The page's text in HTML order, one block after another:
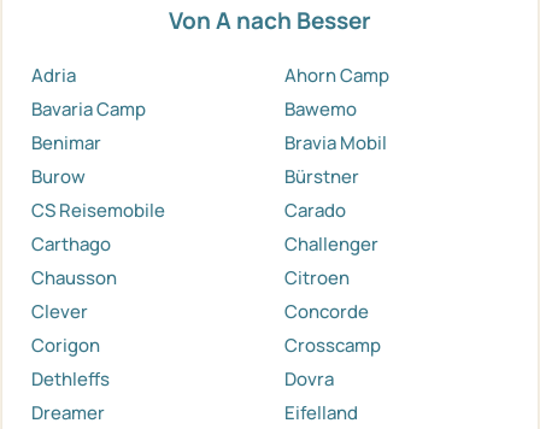
Von A nach Besser
Adria
Ahorn Camp
Bavaria Camp
Bawemo
Benimar
Bravia Mobil
Burow
Bürstner
CS Reisemobile
Carado
Carthago
Challenger
Chausson
Citroen
Clever
Concorde
Corigon
Crosscamp
Dethleffs
Dovra
Dreamer
Eifelland